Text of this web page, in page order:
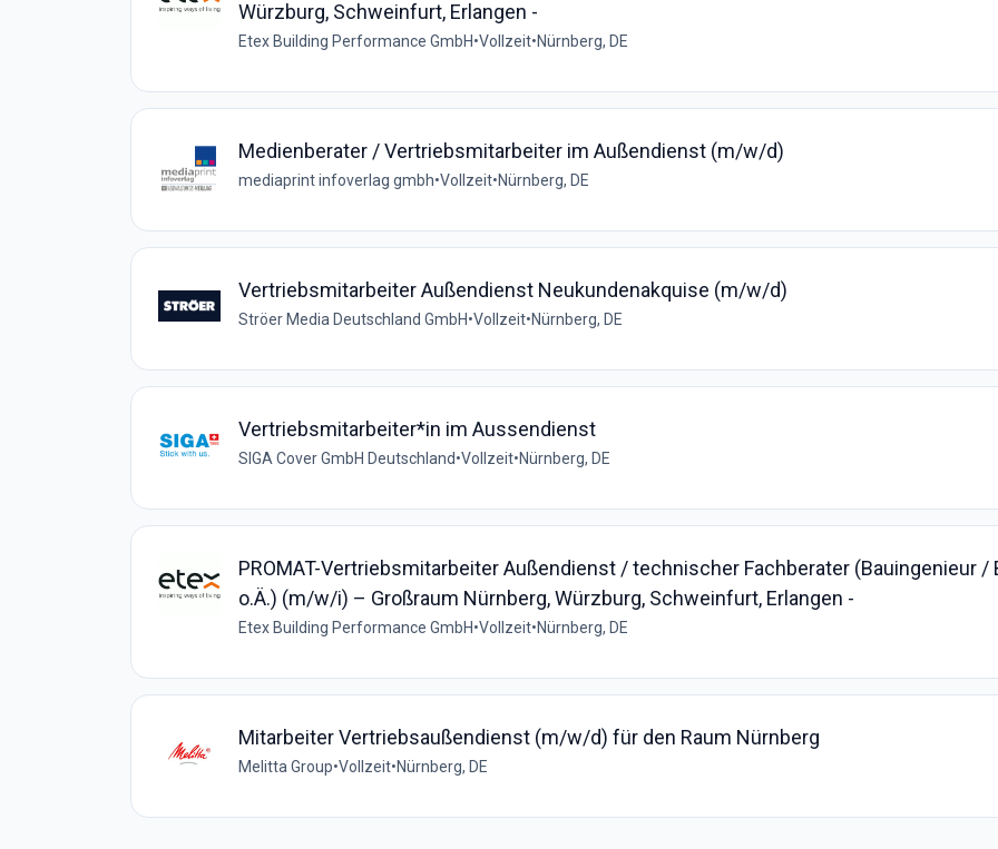
Würzburg, Schweinfurt, Erlangen -
Etex Building Performance GmbH•Vollzeit•Nürnberg, DE
Medienberater / Vertriebsmitarbeiter im Außendienst (m/w/d)
mediaprint infoverlag gmbh•Vollzeit•Nürnberg, DE
Vertriebsmitarbeiter Außendienst Neukundenakquise (m/w/d)
Ströer Media Deutschland GmbH•Vollzeit•Nürnberg, DE
Vertriebsmitarbeiter*in im Aussendienst
SIGA Cover GmbH Deutschland•Vollzeit•Nürnberg, DE
PROMAT-Vertriebsmitarbeiter Außendienst / technischer Fachberater (Bauingenieur /
o.Ä.) (m/w/i) – Großraum Nürnberg, Würzburg, Schweinfurt, Erlangen -
Etex Building Performance GmbH•Vollzeit•Nürnberg, DE
Mitarbeiter Vertriebsaußendienst (m/w/d) für den Raum Nürnberg
Melitta Group•Vollzeit•Nürnberg, DE